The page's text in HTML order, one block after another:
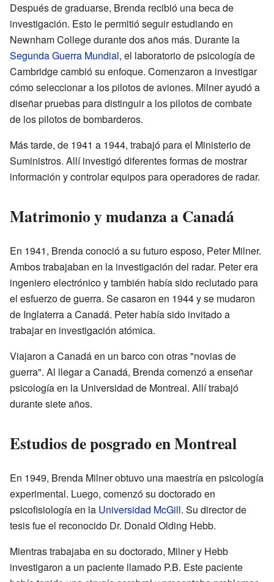
Después de graduarse, Brenda recibió una beca de
investigación. Esto le permitió seguir estudiando en
Newnham College durante dos años más. Durante la
Segunda Guerra Mundial, el laboratorio de psicología de
Cambridge cambió su enfoque. Comenzaron a investigar
cómo seleccionar a los pilotos de aviones. Milner ayudó a
diseñar pruebas para distinguir a los pilotos de combate
de los pilotos de bombarderos.
Más tarde, de 1941 a 1944, trabajó para el Ministerio de
Suministros. Allí investigó diferentes formas de mostrar
información y controlar equipos para operadores de radar.
Matrimonio y mudanza a Canadá
En 1941, Brenda conoció a su futuro esposo, Peter Milner.
Ambos trabajaban en la investigación del radar. Peter era
ingeniero electrónico y también había sido reclutado para
el esfuerzo de guerra. Se casaron en 1944 y se mudaron
de Inglaterra a Canadá. Peter había sido invitado a
trabajar en investigación atómica.
Viajaron a Canadá en un barco con otras "novias de
guerra". Al llegar a Canadá, Brenda comenzó a enseñar
psicología en la Universidad de Montreal. Allí trabajó
durante siete años.
Estudios de posgrado en Montreal
En 1949, Brenda Milner obtuvo una maestría en psicología
experimental. Luego, comenzó su doctorado en
psicofisiología en la Universidad McGill. Su director de
tesis fue el reconocido Dr. Donald Olding Hebb.
Mientras trabajaba en su doctorado, Milner y Hebb
investigaron a un paciente llamado P.B. Este paciente